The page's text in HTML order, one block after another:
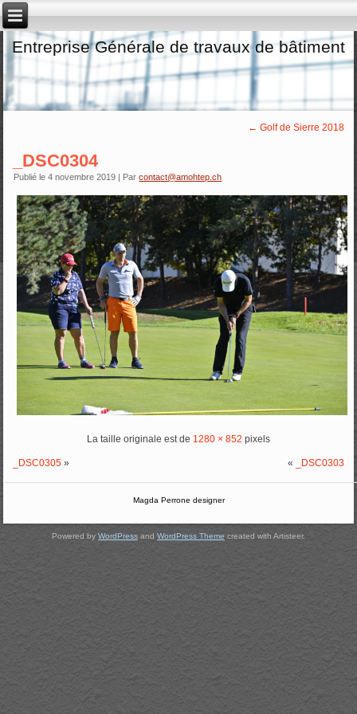
Entreprise Générale de travaux de bâtiment
← Golf de Sierre 2018
_DSC0304
Publié le 4 novembre 2019 | Par contact@amohtep.ch
La taille originale est de 1280 × 852 pixels
_DSC0305 » « _DSC0303
Magda Perrone designer
Powered by WordPress and WordPress Theme created with Artisteer.